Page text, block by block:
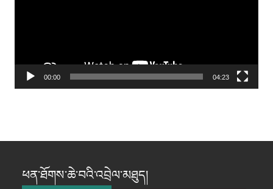
00:00 04:23
ཕན་ཐོགས་ཆེ་བའི་འབྲེལ་མཐུད།